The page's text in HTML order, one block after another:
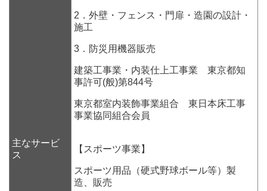
主なサービ
ス
2．外壁・フェンス・門扉・造園の設計・
施工
3．防災用機器販売
建築工事業・内装仕上工事業 東京都知
事許可(般)第844号
東京都室内装飾事業組合 東日本床工事
事業協同組合会員
【スポーツ事業】
スポーツ用品（硬式野球ボール等）製
造、販売